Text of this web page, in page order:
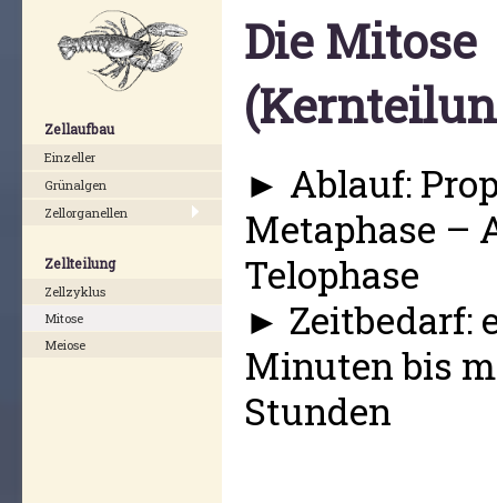
Zellaufbau
Einzeller
Grünalgen
Zellorganellen
Zellteilung
Zellzyklus
Mitose
Meiose
Die Mitose
► Ablauf:
Metaphase –
Telophase
► Zeitbedarf:
Minuten bis
Stunden